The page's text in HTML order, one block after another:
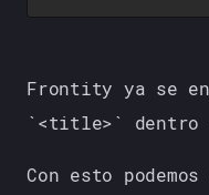
Frontity ya se
`<title>` dentro
Con esto